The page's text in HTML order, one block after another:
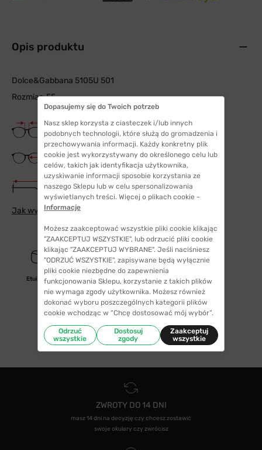
Opis produktu
Dolce&Gabbana 5105U 501
Rozmiar: 55
Szerokość mostka
18 mm
Szerokość szkła
55 mm
Długość zauszników
145 mm
Jak wybrać odpowiedni rozmiar
Etui/woreczek
ZWROTY DO 14 DNI
masz 14 dni na decyzję czy chcesz zostawić
swoje okulary czy zwrócisz
Dopasujemy się do Twoich potrzeb
Nasz sklep korzysta z ciasteczek i/lub innych
podobnych technologii, które służą do gromadzenia i
przechowywania informacji. Każdy konkretny plik
cookie jest wykorzystywany do określonego celu lub
celów, takich jak identyfikacja użytkownika,
uzyskiwanie informacji sposobie korzystania ze
naszego Sklepu lub w celu spersonalizowania
wyświetlanych treści. Więcej o plikach cookie -
Informacje
Możesz zaakceptować wszystkie pliki cookie klikając
"ZAAKCEPTUJ WSZYSTKIE", lub odrzucić pliki cookie
klikając "ZAAKCEPTUJ WYBRANE". Jeśli naciśniesz
"ODRZUĆ WSZYSTKIE", zapisywane będą wyłącznie
pliki cookie niezbędne do zapewnienia
funkcjonowania Sklepu, korzystanie z takich plików
nie wymaga zgody użytkownika. Możesz również
dokonać wyboru poszczególnych kategorii plików
cookie wchodząc w “Chcę dostosować mój wybór”.
Odrzuć
wszystkie
Dostosuj
zgody
Zaakceptuj
wszystkie